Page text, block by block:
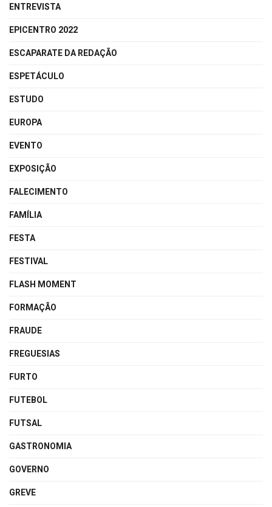
ENTREVISTA
EPICENTRO 2022
ESCAPARATE DA REDAÇÃO
ESPETÁCULO
ESTUDO
EUROPA
EVENTO
EXPOSIÇÃO
FALECIMENTO
FAMÍLIA
FESTA
FESTIVAL
FLASH MOMENT
FORMAÇÃO
FRAUDE
FREGUESIAS
FURTO
FUTEBOL
FUTSAL
GASTRONOMIA
GOVERNO
GREVE